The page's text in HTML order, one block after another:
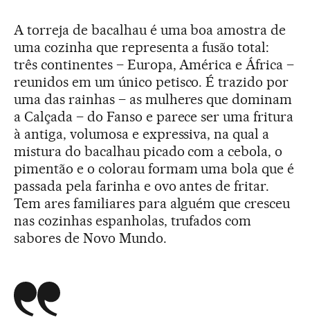
A torreja de bacalhau é uma boa amostra de
uma cozinha que representa a fusão total:
três continentes – Europa, América e África –
reunidos em um único petisco. É trazido por
uma das rainhas – as mulheres que dominam
a Calçada – do Fanso e parece ser uma fritura
à antiga, volumosa e expressiva, na qual a
mistura do bacalhau picado com a cebola, o
pimentão e o colorau formam uma bola que é
passada pela farinha e ovo antes de fritar.
Tem ares familiares para alguém que cresceu
nas cozinhas espanholas, trufados com
sabores de Novo Mundo.